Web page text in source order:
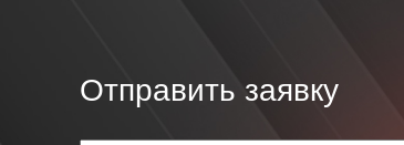
Отправить заявку